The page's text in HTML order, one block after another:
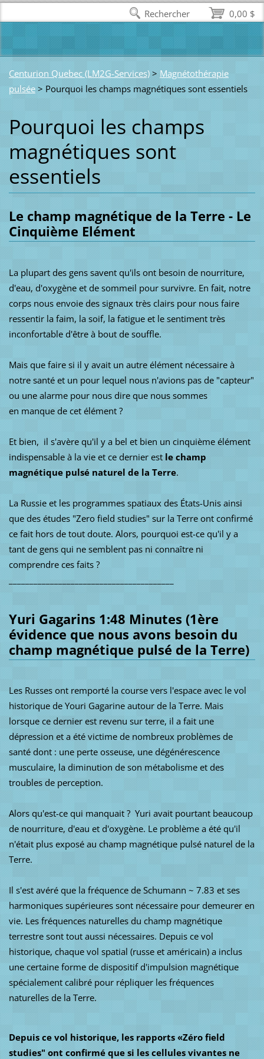
Centurion Quebec (LM2G-Services) > Magnétothérapie
pulsée > Pourquoi les champs magnétiques sont essentiels
Pourquoi les champs
magnétiques sont
essentiels
Le champ magnétique de la Terre - Le
Cinquième Elément
La plupart des gens savent qu'ils ont besoin de nourriture,
d'eau, d'oxygène et de sommeil pour survivre. En fait, notre
corps nous envoie des signaux très clairs pour nous faire
ressentir la faim, la soif, la fatigue et le sentiment très
inconfortable d'être à bout de souffle.
Mais que faire si il y avait un autre élément nécessaire à
notre santé et un pour lequel nous n'avions pas de "capteur"
ou une alarme pour nous dire que nous sommes
en manque de cet élément ?
Et bien, il s'avère qu'il y a bel et bien un cinquième élément
indispensable à la vie et ce dernier est le champ
magnétique pulsé naturel de la Terre.
La Russie et les programmes spatiaux des États-Unis ainsi
que des études "Zero field studies" sur la Terre ont confirmé
ce fait hors de tout doute. Alors, pourquoi est-ce qu'il y a
tant de gens qui ne semblent pas ni connaître ni
comprendre ces faits ?
Yuri Gagarins 1:48 Minutes (1ère
évidence que nous avons besoin du
champ magnétique pulsé de la Terre)
Les Russes ont remporté la course vers l'espace avec le vol
historique de Youri Gagarine autour de la Terre. Mais
lorsque ce dernier est revenu sur terre, il a fait une
dépression et a été victime de nombreux problèmes de
santé dont : une perte osseuse, une dégénérescence
musculaire, la diminution de son métabolisme et des
troubles de perception.
Alors qu'est-ce qui manquait ? Yuri avait pourtant beaucoup
de nourriture, d'eau et d'oxygène. Le problème a été qu'il
n'était plus exposé au champ magnétique pulsé naturel de la
Terre.
Il s'est avéré que la fréquence de Schumann ~ 7.83 et ses
harmoniques supérieures sont nécessaire pour demeurer en
vie. Les fréquences naturelles du champ magnétique
terrestre sont tout aussi nécessaires. Depuis ce vol
historique, chaque vol spatial (russe et américain) a inclus
une certaine forme de dispositif d'impulsion magnétique
spécialement calibré pour répliquer les fréquences
naturelles de la Terre.
Depuis ce vol historique, les rapports «Zéro field
studies" ont confirmé que si les cellules vivantes ne
0,00 $
Rechercher